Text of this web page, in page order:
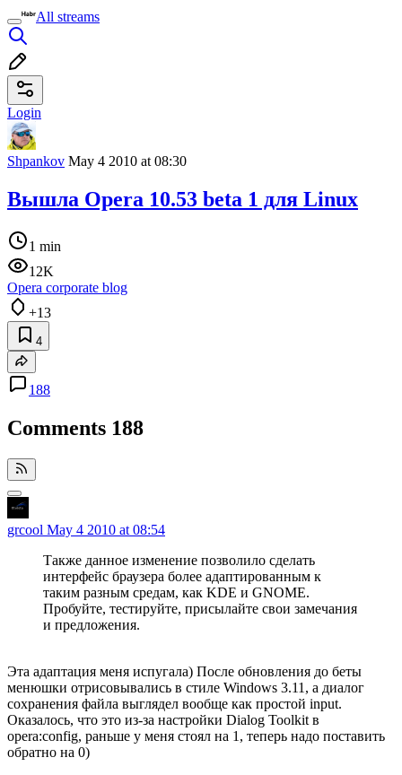
All streams
Login
Shpankov May 4 2010 at 08:30
Вышла Opera 10.53 beta 1 для Linux
1 min
12K
Opera corporate blog
+13
4
188
Comments 188
grcool May 4 2010 at 08:54
Также данное изменение позволило сделать
интерфейс браузера более адаптированным к
таким разным средам, как KDE и GNOME.
Пробуйте, тестируйте, присылайте свои замечания
и предложения.
Эта адаптация меня испугала) После обновления до беты
менюшки отрисовывались в стиле Windows 3.11, а диалог
сохранения файла выглядел вообще как простой input.
Оказалось, что это из-за настройки Dialog Toolkit в
opera:config, раньше у меня стоял на 1, теперь надо поставить
обратно на 0)